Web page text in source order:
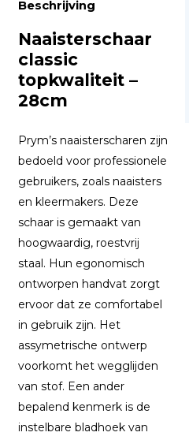
Beschrijving
Naaisterschaar
classic
topkwaliteit –
28cm
Prym’s naaisterscharen zijn
bedoeld voor professionele
gebruikers, zoals naaisters
en kleermakers. Deze
schaar is gemaakt van
hoogwaardig, roestvrij
staal. Hun egonomisch
ontworpen handvat zorgt
ervoor dat ze comfortabel
in gebruik zijn. Het
assymetrische ontwerp
voorkomt het wegglijden
van stof. Een ander
bepalend kenmerk is de
instelbare bladhoek van